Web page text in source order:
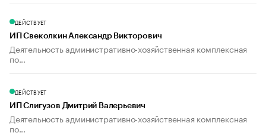
ДЕЙСТВУЕТ
ИП Свеколкин Александр Викторович
Деятельность административно-хозяйственная комплексная
по...
ДЕЙСТВУЕТ
ИП Слигузов Дмитрий Валерьевич
Деятельность административно-хозяйственная комплексная
по...